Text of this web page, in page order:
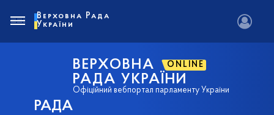
РАДА
ВЕРХОВНА ONLINE
РАДА УКРАЇНИ
Офіційний вебпортал парламенту України
Верховна Рада
України